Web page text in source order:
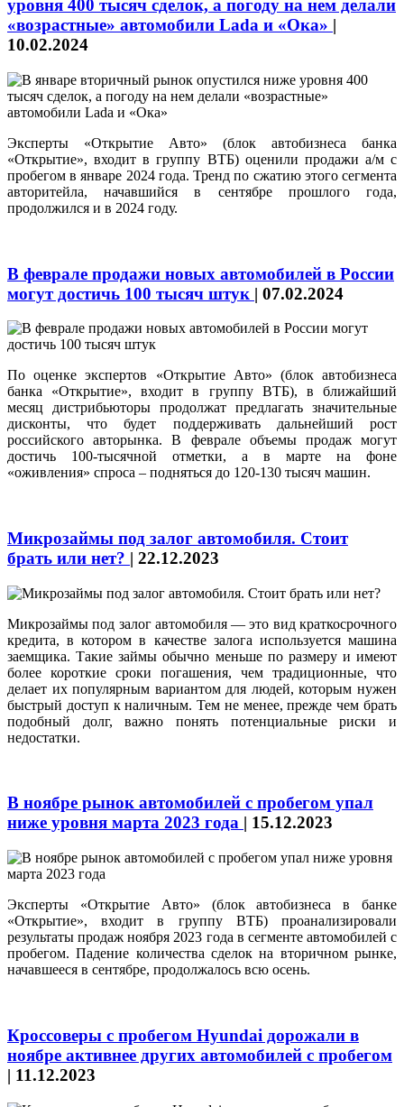
уровня 400 тысяч сделок, а погоду на нем делали
«возрастные» автомобили Lada и «Ока» |
10.02.2024
Эксперты «Открытие Авто» (блок автобизнеса банка
«Открытие», входит в группу ВТБ) оценили продажи а/м с
пробегом в январе 2024 года. Тренд по сжатию этого сегмента
авторитейла, начавшийся в сентябре прошлого года,
продолжился и в 2024 году.
В феврале продажи новых автомобилей в России
могут достичь 100 тысяч штук | 07.02.2024
По оценке экспертов «Открытие Авто» (блок автобизнеса
банка «Открытие», входит в группу ВТБ), в ближайший
месяц дистрибьюторы продолжат предлагать значительные
дисконты, что будет поддерживать дальнейший рост
российского авторынка. В феврале объемы продаж могут
достичь 100-тысячной отметки, а в марте на фоне
«оживления» спроса – подняться до 120-130 тысяч машин.
Микрозаймы под залог автомобиля. Стоит
брать или нет? | 22.12.2023
Микрозаймы под залог автомобиля — это вид краткосрочного
кредита, в котором в качестве залога используется машина
заемщика. Такие займы обычно меньше по размеру и имеют
более короткие сроки погашения, чем традиционные, что
делает их популярным вариантом для людей, которым нужен
быстрый доступ к наличным. Тем не менее, прежде чем брать
подобный долг, важно понять потенциальные риски и
недостатки.
В ноябре рынок автомобилей с пробегом упал
ниже уровня марта 2023 года | 15.12.2023
Эксперты «Открытие Авто» (блок автобизнеса в банке
«Открытие», входит в группу ВТБ) проанализировали
результаты продаж ноября 2023 года в сегменте автомобилей с
пробегом. Падение количества сделок на вторичном рынке,
начавшееся в сентябре, продолжалось всю осень.
Кроссоверы с пробегом Hyundai дорожали в
ноябре активнее других автомобилей с пробегом
| 11.12.2023